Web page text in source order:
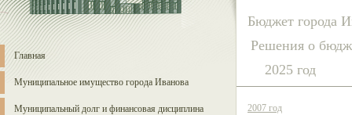
Главная
Муниципальное имущество города Иванова
Муниципальный долг и финансовая дисциплина
Бюджет города
Решения о
2025 год
2007 год